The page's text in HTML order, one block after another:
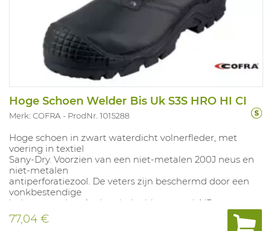
Hoge Schoen Welder Bis Uk S3S HRO HI CI
Merk: COFRA ProdNr. 1015288
Hoge schoen in zwart waterdicht volnerfleder, met
voering in textiel
Sany-Dry. Voorzien van een niet-metalen 200J neus en
niet-metalen
antiperforatiezool. De veters zijn beschermd door een
vonkbestendige
lederen omslag. Antistatische binnenzool AIR zorgt voor
stabiliteit.
Abrasiebestendige zool uit PU/Rubber, resistent tegen
77,04 €